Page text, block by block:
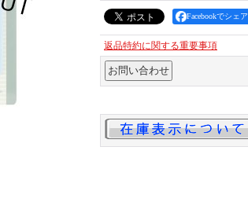
Facebookでシェア
返品特約に関する重要事項